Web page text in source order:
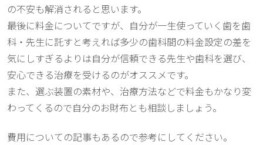
の不安も解消されると思います。
最後に料金についてですが、自分が一生使っていく歯を歯
科・先生に託すと考えれば多少の歯科間の料金設定の差を
気にしすぎるよりは自分が信頼できる先生や歯科を選び、
安心できる治療を受けるのがオススメです。
また、選ぶ装置の素材や、治療方法などで料金もかなり変
わってくるので自分のお財布とも相談しましょう。
費用についての記事もあるので参考にしてください。